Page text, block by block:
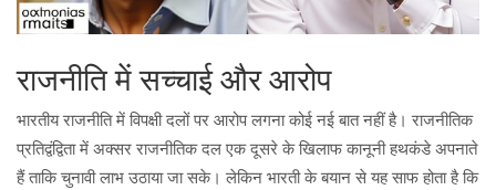
राजनीति में सच्चाई और आरोप
भारतीय राजनीति में विपक्षी दलों पर आरोप लगना कोई नई बात नहीं है। राजनीतिक
प्रतिद्वंद्विता में अक्सर राजनीतिक दल एक दूसरे के खिलाफ कानूनी हथकंडे अपनाते
हैं ताकि चुनावी लाभ उठाया जा सके। लेकिन भारती के बयान से यह साफ होता है कि